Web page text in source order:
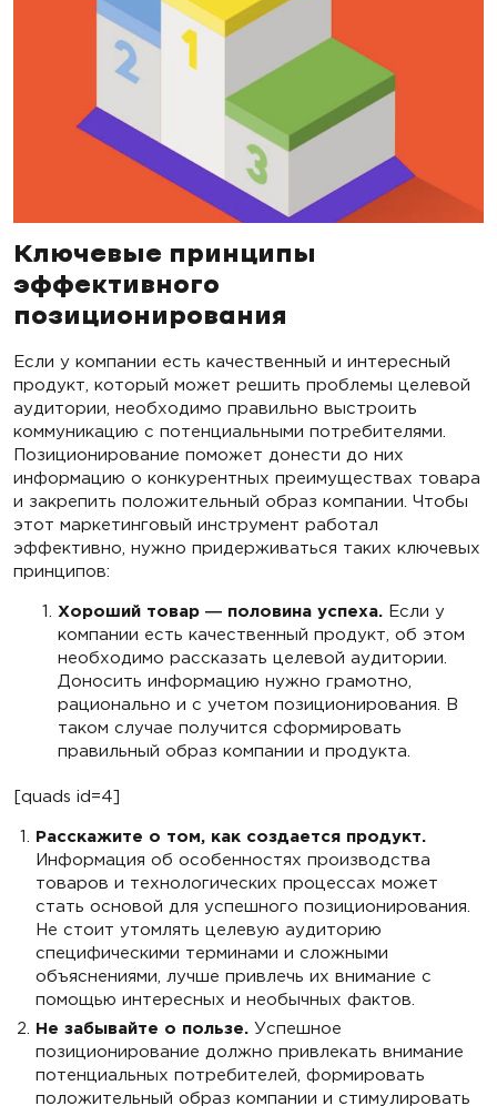
Ключевые принципы
эффективного
позиционирования
Если у компании есть качественный и интересный
продукт, который может решить проблемы целевой
аудитории, необходимо правильно выстроить
коммуникацию с потенциальными потребителями.
Позиционирование поможет донести до них
информацию о конкурентных преимуществах товара
и закрепить положительный образ компании. Чтобы
этот маркетинговый инструмент работал
эффективно, нужно придерживаться таких ключевых
принципов:
Хороший товар ― половина успеха. Если у
компании есть качественный продукт, об этом
необходимо рассказать целевой аудитории.
Доносить информацию нужно грамотно,
рационально и с учетом позиционирования. В
таком случае получится сформировать
правильный образ компании и продукта.
[quads id=4]
Расскажите о том, как создается продукт.
Информация об особенностях производства
товаров и технологических процессах может
стать основой для успешного позиционирования.
Не стоит утомлять целевую аудиторию
специфическими терминами и сложными
объяснениями, лучше привлечь их внимание с
помощью интересных и необычных фактов.
Не забывайте о пользе. Успешное
позиционирование должно привлекать внимание
потенциальных потребителей, формировать
положительный образ компании и стимулировать